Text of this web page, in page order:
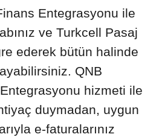
Entegrasyonu ile
ve Turkcell Pasaj
ederek bütün halinde
QNB
hizmeti ile
duymadan, uygun
e-faturalarınız